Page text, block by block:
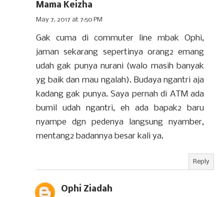
Mama Keizha
May 7, 2017 at 7:50 PM
Gak cuma di commuter line mbak Ophi,
jaman sekarang sepertinya orang2 emang
udah gak punya nurani (walo masih banyak
yg baik dan mau ngalah). Budaya ngantri aja
kadang gak punya. Saya pernah di ATM ada
bumil udah ngantri, eh ada bapak2 baru
nyampe dgn pedenya langsung nyamber,
mentang2 badannya besar kali ya.
Reply
Ophi Ziadah